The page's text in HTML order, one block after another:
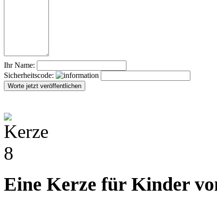
Ihr Name:
Sicherheitscode:
Eine Kerze für Kinder